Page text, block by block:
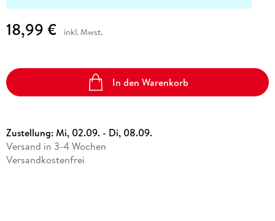
18,99 € inkl. Mwst.
In den Warenkorb
Zustellung:Mi, 02.09. - Di, 08.09.
Versand in 3-4 Wochen
Versandkostenfrei